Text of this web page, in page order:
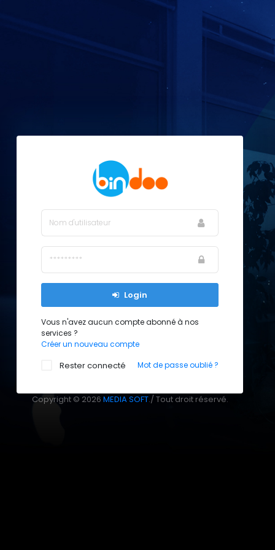
Login
Vous n'avez aucun compte abonné à nos
services ?
Créer un nouveau compte
Rester connecté Mot de passe oublié ?
Copyright © 2026 MEDIA SOFT./ Tout droit réservé.